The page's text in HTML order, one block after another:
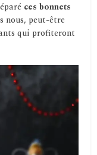
ces bonnets
nous, peut-être
qui profiteront